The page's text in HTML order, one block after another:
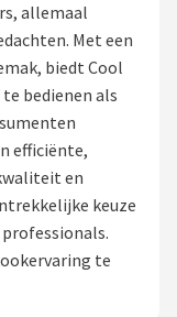
allemaal
Met een
biedt Cool
bedienen als
efficiënte,
en
keuze
te